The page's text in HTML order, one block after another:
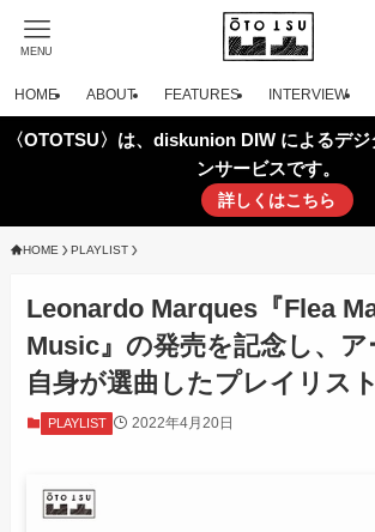
MENU
HOME ABOUT FEATURES INTERVIEW
〈OTOTSU〉は、diskunion DIW によるデ
ンサービスです。
詳しくはこちら
HOME PLAYLIST
Leonardo Marques『Flea
Music』の発売を記念し、ア
自身が選曲したプレイリス
PLAYLIST 2022年4月20日